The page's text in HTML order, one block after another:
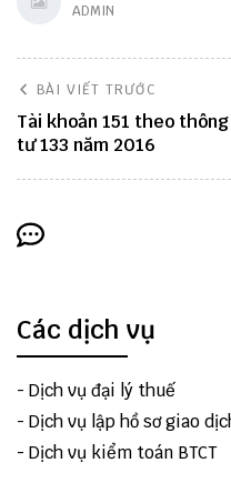
ADMIN
BÀI VIẾT TRƯỚC
Tài khoản 151 theo thông
tư 133 năm 2016
Các dịch vụ
- Dịch vụ đại lý thuế
- Dịch vụ lập hồ sơ giao
- Dịch vụ kiểm toán BTCT